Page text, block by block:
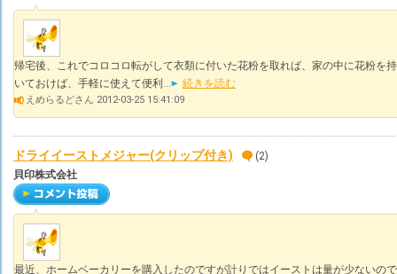
帰宅後、これでコロコロ転がして衣類に付いた花粉を取れば、家の中に花粉を
いておけば、手軽に使えて便利...
続きを読む
えめらるどさん 2012-03-25 15:41:09
ドライイーストメジャー(クリップ付き)
(2)
貝印株式会社
最近、ホームベーカリーを購入したのですが計りではイーストは量が少ないの